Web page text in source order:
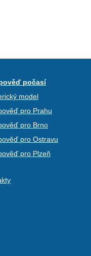
počasí
model
pro Prahu
pro Brno
pro Ostravu
pro Plzeň